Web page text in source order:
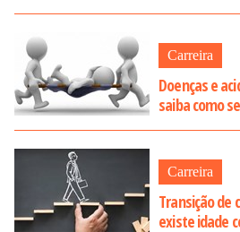
Carreira
Doenças e
saiba como
Carreira
Transição de
existe idade